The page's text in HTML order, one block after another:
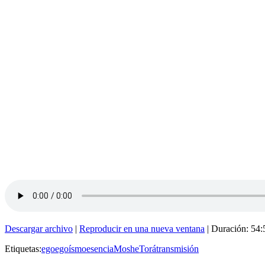
Descargar archivo | Reproducir en una nueva ventana | Duración:
Etiquetas:egoegoísmoesenciaMosheTorátransmisión